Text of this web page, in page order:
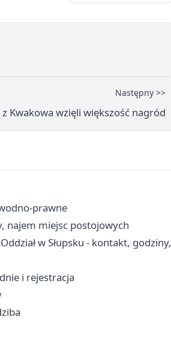
Następny >>
Kwakowa wzięli większość nagród
prawne
najem miejsc postojowych
w Słupsku - kontakt, godziny,
i rejestracja